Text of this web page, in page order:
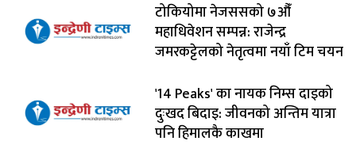
टोकियोमा नेजससको ७औँ
महाधिवेशन सम्पन्न: राजेन्द्र
जमरकट्टेलको नेतृत्वमा नयाँ टिम चयन
'14 Peaks' का नायक निम्स दाइको
दुःखद बिदाइ: जीवनको अन्तिम यात्रा
पनि हिमालकै काखमा